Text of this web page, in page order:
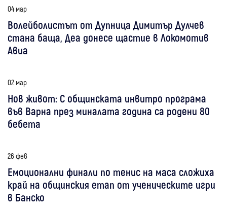
04 мар
Волейболистът от Дупница Димитър Дулчев
стана баща, Деа донесе щастие в Локомотив
Авиа
02 мар
Нов живот: С общинската инвитро програма
във Варна през миналата година са родени 80
бебета
26 фев
Емоционални финали по тенис на маса сложиха
край на общинския етап от ученическите игри
в Банско